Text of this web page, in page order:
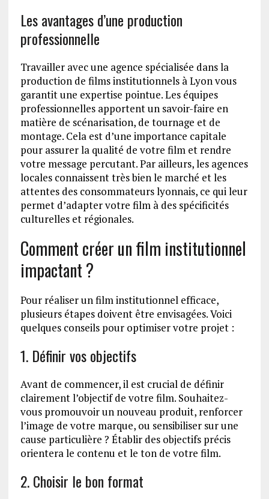
Les avantages d’une production
professionnelle
Travailler avec une agence spécialisée dans la
production de films institutionnels à Lyon vous
garantit une expertise pointue. Les équipes
professionnelles apportent un savoir-faire en
matière de scénarisation, de tournage et de
montage. Cela est d’une importance capitale
pour assurer la qualité de votre film et rendre
votre message percutant. Par ailleurs, les agences
locales connaissent très bien le marché et les
attentes des consommateurs lyonnais, ce qui leur
permet d’adapter votre film à des spécificités
culturelles et régionales.
Comment créer un film institutionnel
impactant ?
Pour réaliser un film institutionnel efficace,
plusieurs étapes doivent être envisagées. Voici
quelques conseils pour optimiser votre projet :
1. Définir vos objectifs
Avant de commencer, il est crucial de définir
clairement l’objectif de votre film. Souhaitez-
vous promouvoir un nouveau produit, renforcer
l’image de votre marque, ou sensibiliser sur une
cause particulière ? Établir des objectifs précis
orientera le contenu et le ton de votre film.
2. Choisir le bon format